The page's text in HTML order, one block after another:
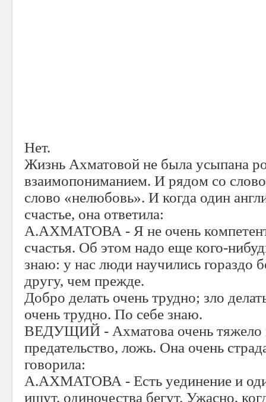
Нет.
Жизнь Ахматовой не была усыпана
взаимопониманием. И рядом со
слово «нелюбовь». И когда один
счастье, она ответила:
А.АХМАТОВА - Я не очень
счастья. Об этом надо еще кого-
знаю: у нас люди научились гораздо
другу, чем прежде.
Добро делать очень трудно; зло
очень трудно. По себе знаю.
ВЕДУЩИЙ - Ахматова очень тяжело
предательство, ложь. Она очень
говорила:
А.АХМАТОВА - Есть уединение и
ищут, одиночества бегут. Ужасно,